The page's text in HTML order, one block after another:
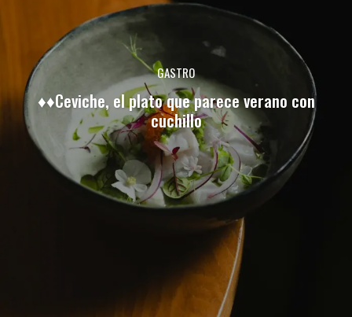
GASTRO
♦♦Ceviche, el plato que parece verano con
cuchillo